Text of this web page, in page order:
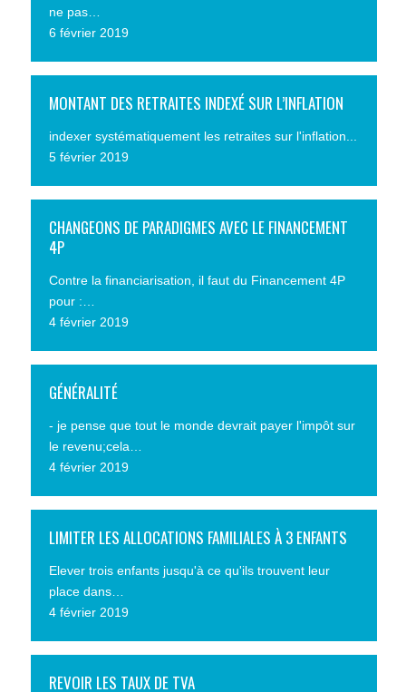
ne pas…
6 février 2019
MONTANT DES RETRAITES INDEXÉ SUR L’INFLATION
indexer systématiquement les retraites sur l'inflation...
5 février 2019
CHANGEONS DE PARADIGMES AVEC LE FINANCEMENT
4P
Contre la financiarisation, il faut du Financement 4P
pour :…
4 février 2019
GÉNÉRALITÉ
- je pense que tout le monde devrait payer l'impôt sur
le revenu;cela…
4 février 2019
LIMITER LES ALLOCATIONS FAMILIALES À 3 ENFANTS
Elever trois enfants jusqu'à ce qu'ils trouvent leur
place dans…
4 février 2019
REVOIR LES TAUX DE TVA